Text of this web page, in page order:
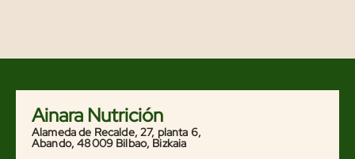
Ainara Nutrición
Alameda de Recalde, 27, planta 6,
Abando, 48009 Bilbao, Bizkaia